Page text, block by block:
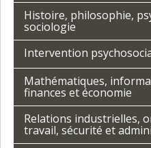
Histoire, philosophie,
sociologie
Intervention
Mathématiques,
finances et économie
Relations industrielles,
travail, sécurité et